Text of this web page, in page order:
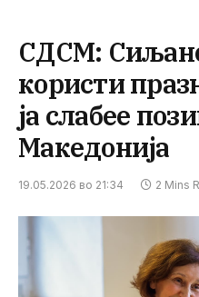
СДСМ:
користи
ја слабее
Македонија
19.05.2026 во 21:34 2 Mins